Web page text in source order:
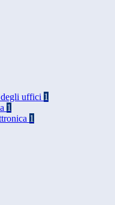
uffici 1
1
1